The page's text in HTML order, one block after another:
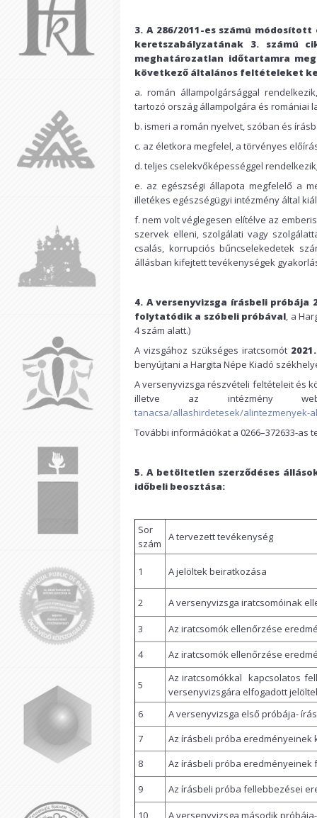
3. A 286/2011-es számú
keretszabályzatának 3. számú
meghatározatlan időtartamra
következő általános feltételeket
a. román állampolgársággal
tartozó ország állampolgára és romániai
b. ismeri a román nyelvet, szóban és
c. az életkora megfelel, a törvényes
d. teljes cselekvőképességgel
e. az egészségi állapota megfelelő a
illetékes egészségügyi intézmény által
f. nem volt véglegesen elítélve az
szervek elleni, szolgálati vagy
csalás, korrupciós bűncselekedetek
állásban kifejtett tevékenységek
4. A versenyvizsga írásbeli próbája
folytatódik a szóbeli próbával, a
4 szám alatt.)
A vizsgához szükséges iratcsomót
benyújtani a Hargita Népe Kiadó
A versenyvizsga részvételi feltételeit és
illetve az intézmény
tanacsa/allashirdetesek/alintezmenyek-
További információkat a 0266–372633-
5. A betöltetlen szerződéses
időbeli beosztása:
Sor
szám
A tervezett tevékenység
1 A jelöltek beiratkozása
2 A versenyvizsga iratcsomóinak
3
Az iratcsomók ellenőrzése
4
Az iratcsomók ellenőrzése
5
Az iratcsomókkal kapcsolatos
versenyvizsgára elfogadott
6
A versenyvizsga első próbája-
7
Az írásbeli próba eredményeinek
8
Az írásbeli próba eredményeinek
9
Az írásbeli próba fellebbezései
10 A versenyvizsga második